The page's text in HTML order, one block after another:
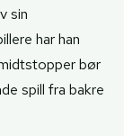
sin
har han
bør
spill fra bakre